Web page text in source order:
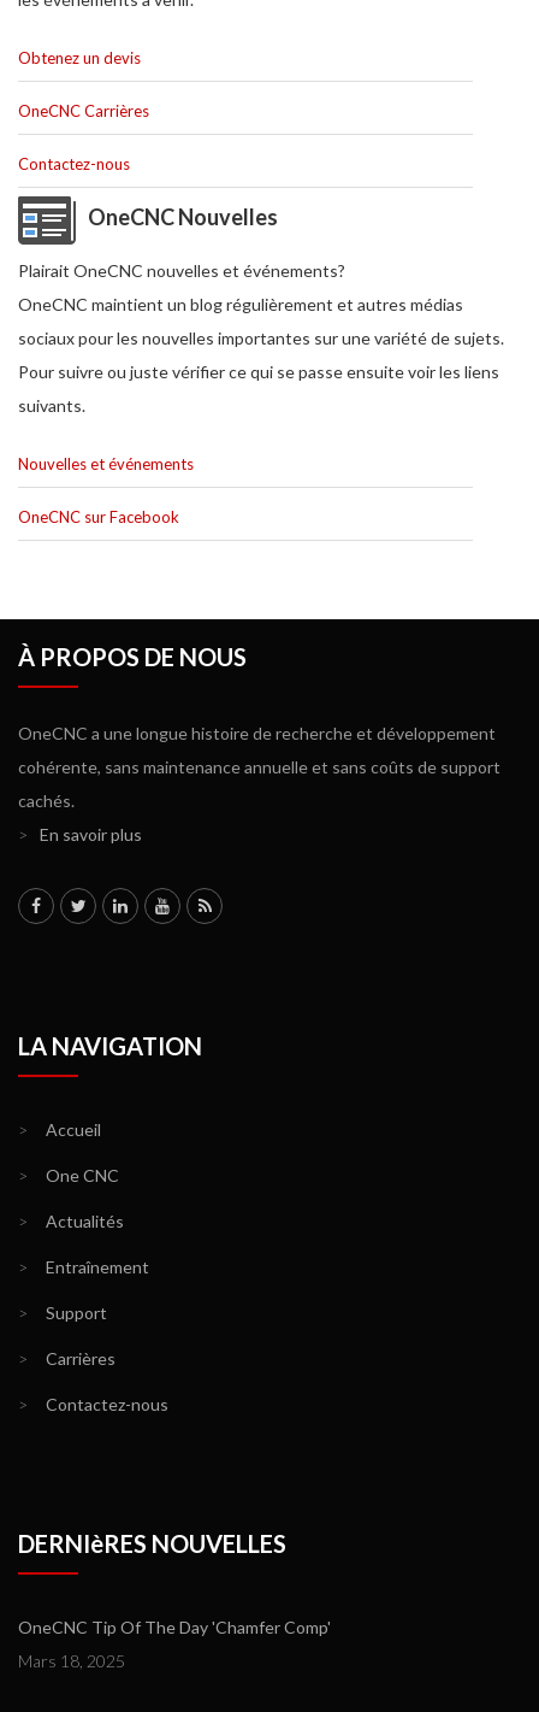
Obtenez un devis
OneCNC Carrières
Contactez-nous
OneCNC Nouvelles
Plairait OneCNC nouvelles et événements?
OneCNC maintient un blog régulièrement et autres médias
sociaux pour les nouvelles importantes sur une variété de sujets.
Pour suivre ou juste vérifier ce qui se passe ensuite voir les liens
suivants.
Nouvelles et événements
OneCNC sur Facebook
À PROPOS DE NOUS
OneCNC a une longue histoire de recherche et développement
cohérente, sans maintenance annuelle et sans coûts de support
cachés.
>
En savoir plus
LA NAVIGATION
> Accueil
> One CNC
> Actualités
> Entraînement
> Support
> Carrières
> Contactez-nous
DERNIèRES NOUVELLES
OneCNC Tip Of The Day 'Chamfer Comp'
Mars 18, 2025